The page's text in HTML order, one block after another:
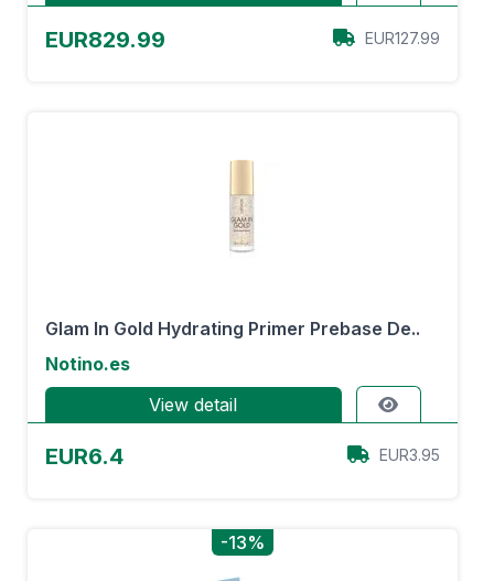
EUR829.99 EUR127.99
Glam In Gold Hydrating Primer Prebase De..
Notino.es
View detail
EUR6.4 EUR3.95
-13%